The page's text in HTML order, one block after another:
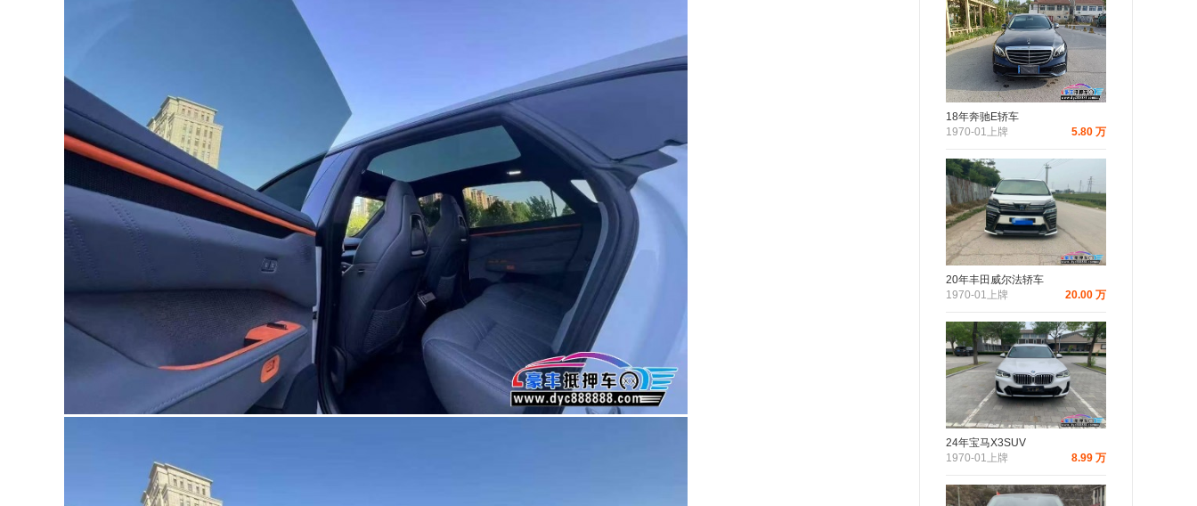
18年奔驰E轿车
1970-01上牌
5.80 万
20年丰田威尔法轿车
1970-01上牌
20.00 万
24年宝马X3SUV
1970-01上牌
8.99 万